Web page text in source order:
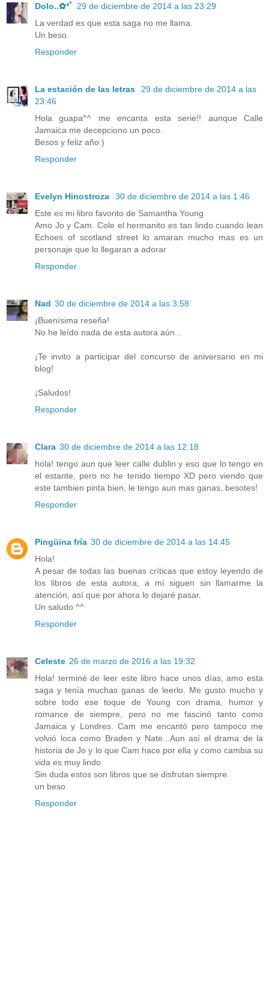
Dolo..✿*ﾟ 29 de diciembre de 2014 a las 23:29
La verdad es que esta saga no me llama.
Un beso.
Responder
La estación de las letras
29 de diciembre de 2014 a las
23:46
Hola guapa^^ me encanta esta serie!! aunque Calle
Jamaica me decepciono un poco.
Besos y feliz año:)
Responder
Evelyn Hinostroza
30 de diciembre de 2014 a las 1:46
Este es mi libro favorito de Samantha Young
Amo Jo y Cam. Cole el hermanito es tan lindo cuando lean
Echoes of scotland street lo amaran mucho mas es un
personaje que lo llegaran a adorar
Responder
Nad 30 de diciembre de 2014 a las 3:58
¡Buenísima reseña!
No he leído nada de esta autora aún...
¡Te invito a participar del concurso de aniversario en mi
blog!
¡Saludos!
Responder
Clara 30 de diciembre de 2014 a las 12:18
hola! tengo aun que leer calle dublin y eso que lo tengo en
el estante, pero no he tenido tiempo XD pero viendo que
este tambien pinta bien, le tengo aun mas ganas, besotes!
Responder
Pingüina fría 30 de diciembre de 2014 a las 14:45
Hola!
A pesar de todas las buenas críticas que estoy leyendo de
los libros de esta autora, a mí siguen sin llamarme la
atención, así que por ahora lo dejaré pasar.
Un saludo ^^
Responder
Celeste 26 de marzo de 2016 a las 19:32
Hola! terminé de leer este libro hace unos días, amo esta
saga y tenía muchas ganas de leerlo. Me gusto mucho y
sobre todo ese toque de Young con drama, humor y
romance de siempre, pero no me fascinó tanto como
Jamaica y Londres. Cam me encantó pero tampoco me
volvió loca como Braden y Nate...Aun así el drama de la
historia de Jo y lo que Cam hace por ella y como cambia su
vida es muy lindo.
Sin duda estos son libros que se disfrutan siempre.
un beso
Responder